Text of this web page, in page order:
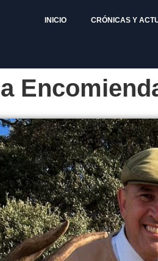
INICIO CRÓNICAS Y